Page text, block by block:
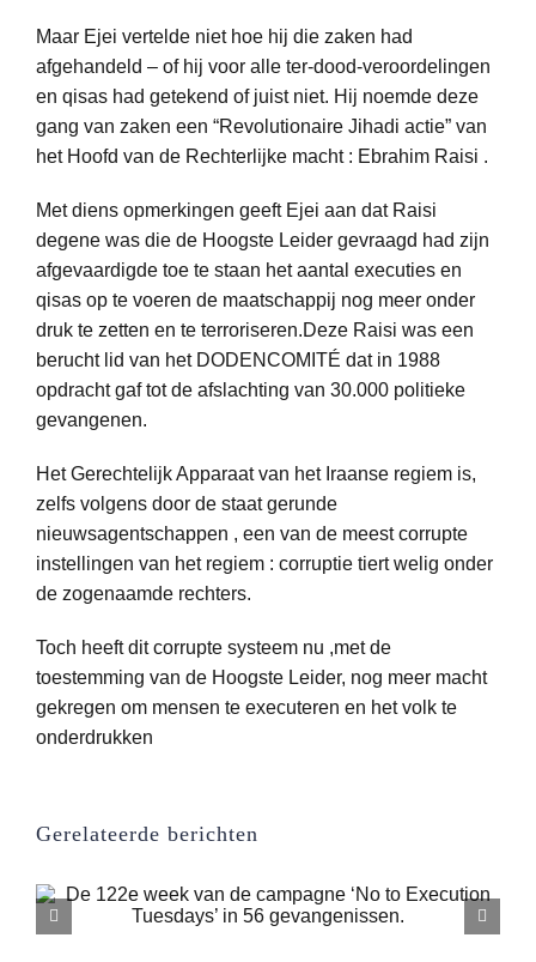
Maar Ejei vertelde niet hoe hij die zaken had
afgehandeld – of hij voor alle ter-dood-veroordelingen
en qisas had getekend of juist niet. Hij noemde deze
gang van zaken een “Revolutionaire Jihadi actie” van
het Hoofd van de Rechterlijke macht : Ebrahim Raisi .
Met diens opmerkingen geeft Ejei aan dat Raisi
degene was die de Hoogste Leider gevraagd had zijn
afgevaardigde toe te staan het aantal executies en
qisas op te voeren de maatschappij nog meer onder
druk te zetten en te terroriseren.Deze Raisi was een
berucht lid van het DODENCOMITÉ dat in 1988
opdracht gaf tot de afslachting van 30.000 politieke
gevangenen.
Het Gerechtelijk Apparaat van het Iraanse regiem is,
zelfs volgens door de staat gerunde
nieuwsagentschappen , een van de meest corrupte
instellingen van het regiem : corruptie tiert welig onder
de zogenaamde rechters.
Toch heeft dit corrupte systeem nu ,met de
toestemming van de Hoogste Leider, nog meer macht
gekregen om mensen te executeren en het volk te
onderdrukken
Gerelateerde berichten
De zaak Ekbatana: van de schending
van het qisas-vonnis tot de oplegging